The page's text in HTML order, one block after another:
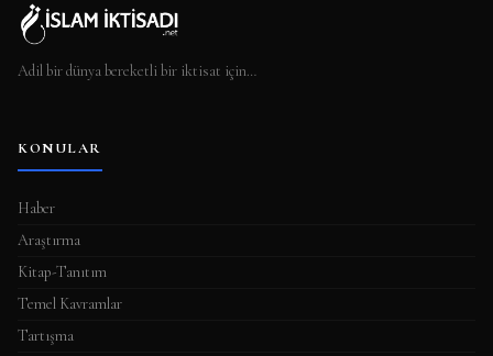
Adil bir dünya bereketli bir iktisat için…
KONULAR
Haber
Araştırma
Kitap-Tanıtım
Temel Kavramlar
Tartışma